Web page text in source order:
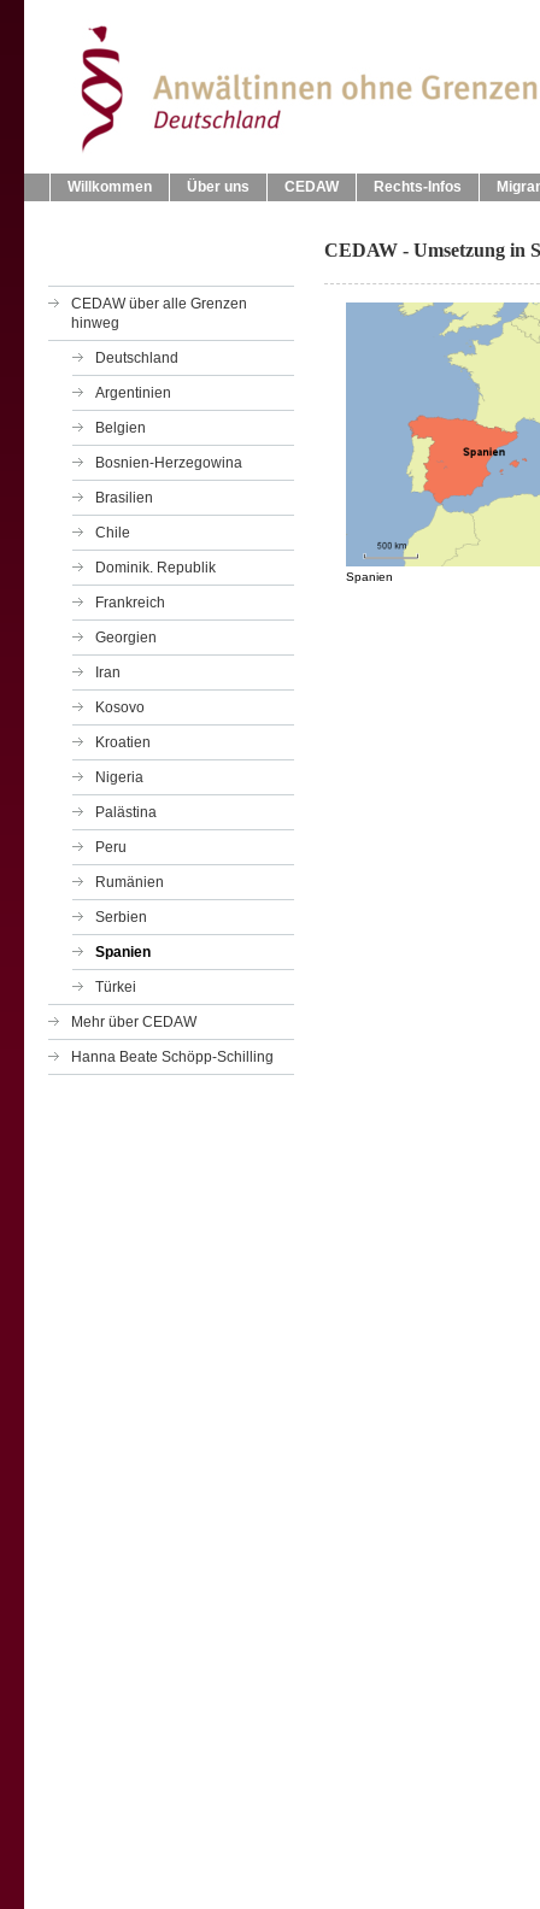
Willkommen Über uns CEDAW Rechts-Infos
CEDAW über alle Grenzen
hinweg
Deutschland
Argentinien
Belgien
Bosnien-Herzegowina
Brasilien
Chile
Dominik. Republik
Frankreich
Georgien
Iran
Kosovo
Kroatien
Nigeria
Palästina
Peru
Rumänien
Serbien
Spanien
Türkei
Mehr über CEDAW
Hanna Beate Schöpp-Schilling
CEDAW - Umsetzung in
Spanien